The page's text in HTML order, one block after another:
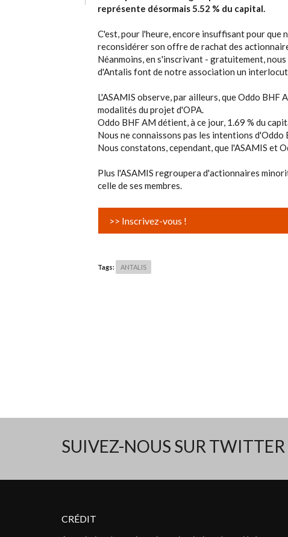
représente désormais 5.52 % du capital.
C'est, pour l'heure, encore insuffisant pour que
reconsidérer son offre de rachat des
Néanmoins, en s'inscrivant - gratuitement,
d'Antalis font de notre association un
L'ASAMIS observe, par ailleurs, que Oddo BHF
modalités du projet d'OPA.
Oddo BHF AM détient, à ce jour, 1.69 % du
Nous ne connaissons pas les intentions
Nous constatons, cependant, que l'ASAMIS et
Plus l'ASAMIS regroupera d'actionnaires
celle de ses membres.
>> Inscrivez-vous !
Tags: ANTALIS
SUIVEZ-NOUS SUR TWITTER
CRÉDIT